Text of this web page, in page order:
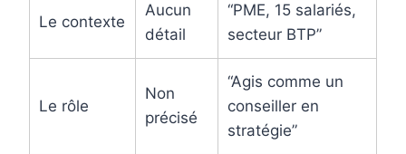
Le contexte
Aucun
détail
“PME, 15 salariés,
secteur BTP”
Le rôle
Non
précisé
“Agis comme un
conseiller en
stratégie”